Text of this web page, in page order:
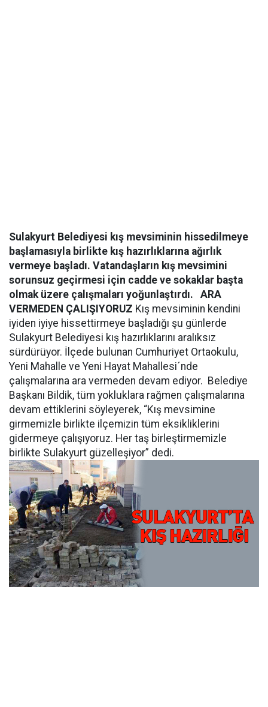
Sulakyurt Belediyesi kış mevsiminin hissedilmeye
başlamasıyla birlikte kış hazırlıklarına ağırlık
vermeye başladı. Vatandaşların kış mevsimini
sorunsuz geçirmesi için cadde ve sokaklar başta
olmak üzere çalışmaları yoğunlaştırdı.
ARA
VERMEDEN ÇALIŞIYORUZ Kış mevsiminin kendini
iyiden iyiye hissettirmeye başladığı şu günlerde
Sulakyurt Belediyesi kış hazırlıklarını aralıksız
sürdürüyor. İlçede bulunan Cumhuriyet Ortaokulu,
Yeni Mahalle ve Yeni Hayat Mahallesi´nde
çalışmalarına ara vermeden devam ediyor. Belediye
Başkanı Bildik, tüm yokluklara rağmen çalışmalarına
devam ettiklerini söyleyerek, “Kış mevsimine
girmemizle birlikte ilçemizin tüm eksikliklerini
gidermeye çalışıyoruz. Her taş birleştirmemizle
birlikte Sulakyurt güzelleşiyor” dedi.